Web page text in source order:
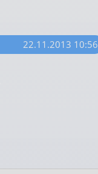
22.11.2013 10:56